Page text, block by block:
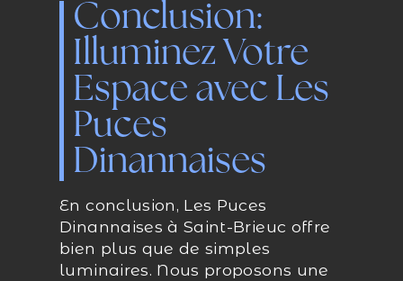
Conclusion:
Illuminez Votre
Espace avec Les
Puces
Dinannaises
En conclusion, Les Puces
Dinannaises à Saint-Brieuc offre
bien plus que de simples
luminaires. Nous proposons une